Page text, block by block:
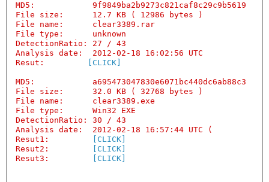
MD5:            9f9849ba2b9273c821caf8c29c9b5619
File size:      12.7 KB ( 12986 bytes )
File name:      clear3389.rar
File type:      unknown
DetectionRatio: 27 / 43
Analysis date:  2012-02-18 16:02:56 UTC
Resut:
[CLICK]
MD5:            a695473047830e6071bc440dc6ab88c3
File size:      32.0 KB ( 32768 bytes )
File name:      clear3389.exe
File type:      Win32 EXE
DetectionRatio: 30 / 43
Analysis date:  2012-02-18 16:57:44 UTC (
Resut1:
[CLICK]
Resut2:
[CLICK]
Resut3:
[CLICK]